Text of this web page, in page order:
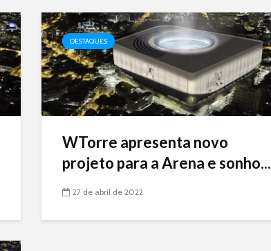
DESTAQUES
WTorre apresenta novo
projeto para a Arena e sonho...
27 de abril de 2022